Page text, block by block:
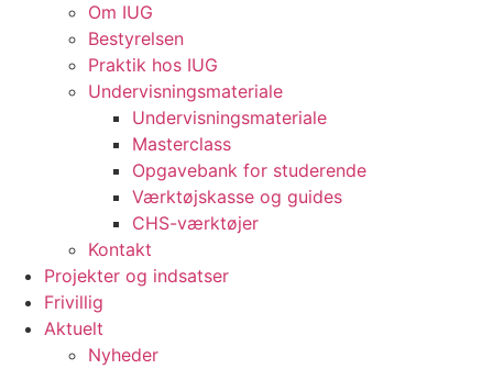
Om IUG
Bestyrelsen
Praktik hos IUG
Undervisningsmateriale
Undervisningsmateriale
Masterclass
Opgavebank for studerende
Værktøjskasse og guides
CHS-værktøjer
Kontakt
Projekter og indsatser
Frivillig
Aktuelt
Nyheder